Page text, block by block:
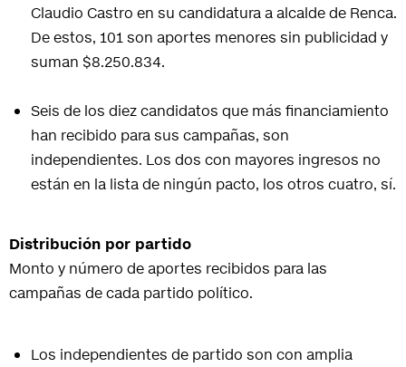
Claudio Castro en su candidatura a alcalde de Renca.
De estos, 101 son aportes menores sin publicidad y
suman $8.250.834.
Seis de los diez candidatos que más financiamiento
han recibido para sus campañas, son
independientes. Los dos con mayores ingresos no
están en la lista de ningún pacto, los otros cuatro, sí.
Distribución por partido
Monto y número de aportes recibidos para las
campañas de cada partido político.
Los independientes de partido son con amplia